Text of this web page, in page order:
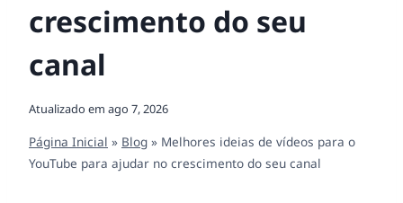
crescimento do seu
canal
Atualizado em ago 7, 2026
Página Inicial » Blog » Melhores ideias de vídeos para o
YouTube para ajudar no crescimento do seu canal